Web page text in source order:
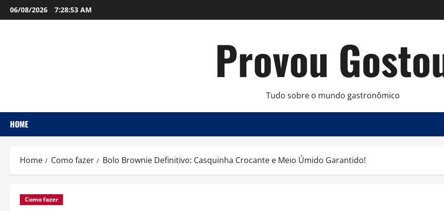
Skip
to
06/08/2026 7:28:54 AM
Provou
Tudo sobre o mundo gastronômico
HOME
Home Como fazer Bolo Brownie Definitivo: Casquinha Crocante e Meio Úmido Garantido!
Como fazer